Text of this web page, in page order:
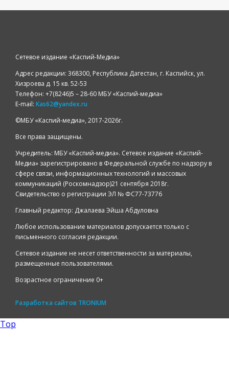
Сетевое издание «Каспий-Медиа»
Адрес редакции: 368300, Республика Дагестан, г. Каспийск, ул.
Хизроева д. 15 кв. 52-53
Телефон: +7(8246)5 – 28-60 МБУ «Каспий-медиа»
E-mail: Kas62@yandex.ru
©️МБУ «Каспий-медиа», 2017-2026г.
Все права защищены.
Учредитель: МБУ «Каспий-медиа». Сетевое издание «Каспий-
Медиа» зарегистрировано в Федеральной службе по надзору в
сфере связи, информационных технологий и массовых
коммуникаций (Роскомнадзор)21 сентября 2018г.
Свидетельство о регистрации ЭЛ № ФС77-73776
Главный редактор: Джалаева Эйша Абдуловна
Любое использование материалов допускается только с
письменного согласия редакции.
Сетевое издание не несет ответственности за материалы,
размещенные пользователями.
Возрастное ограничение 0+
Разработка сайтов TRONIUM
Top